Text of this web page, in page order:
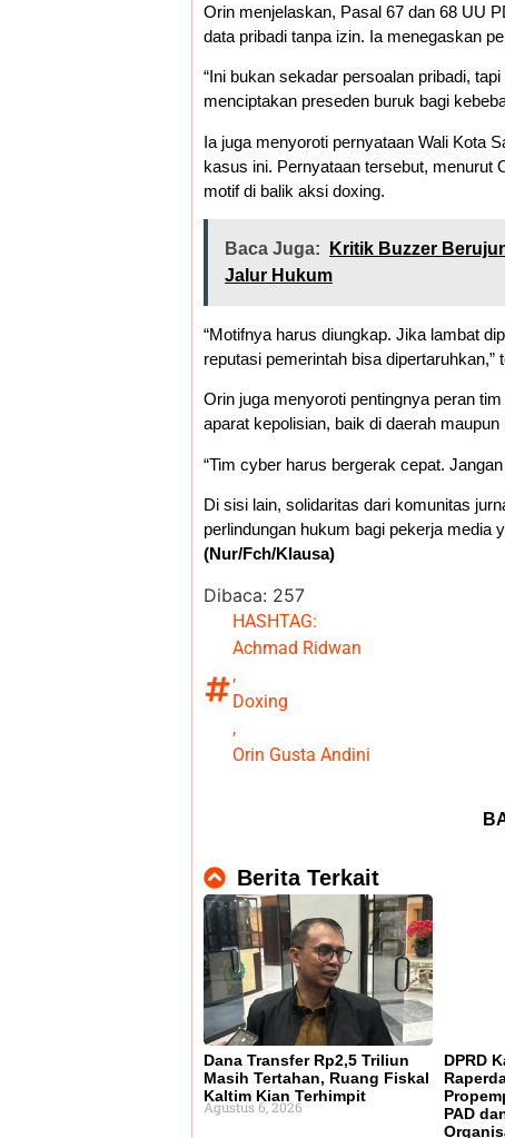
Orin menjelaskan, Pasal 67 dan 68 UU
data pribadi tanpa izin. Ia menegaskan
“Ini bukan sekadar persoalan pribadi,
menciptakan preseden buruk bagi
Ia juga menyoroti pernyataan Wali Kota
kasus ini. Pernyataan tersebut, menurut
motif di balik aksi doxing.
Baca Juga:
Kritik Buzzer
Jalur Hukum
“Motifnya harus diungkap. Jika lambat
reputasi pemerintah bisa dipertaruhkan,”
Orin juga menyoroti pentingnya peran
aparat kepolisian, baik di daerah
“Tim cyber harus bergerak cepat.
Di sisi lain, solidaritas dari komunitas
perlindungan hukum bagi pekerja media
(Nur/Fch/Klausa)
Dibaca: 257
HASHTAG:
Achmad Ridwan
,
Doxing
,
Orin Gusta Andini
Berita Terkait
Dana Transfer Rp2,5 Triliun
Masih Tertahan, Ruang Fiskal
Kaltim Kian Terhimpit
Agustus 6, 2026
DPRD
PAD